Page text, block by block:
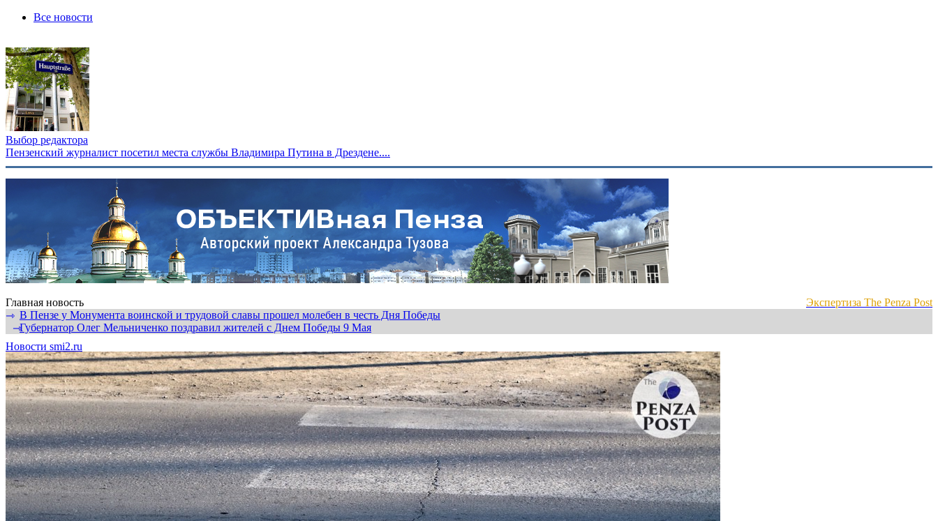
Все новости
Выбор редактора
Пензенский журналист посетил места службы Владимира Путина в Дрездене....
Главная новость
Экспертиза The Penza Post
⇾ В Пензе у Монумента воинской и трудовой славы прошел молебен в честь Дня Победы
⇾Губернатор Олег Мельниченко поздравил жителей с Днем Победы 9 Мая
Новости smi2.ru